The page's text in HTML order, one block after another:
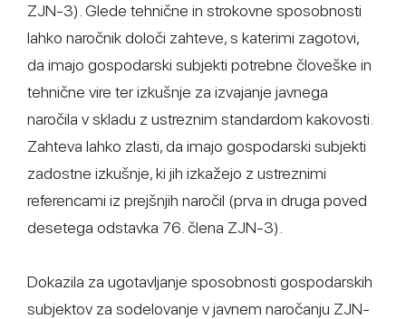
ZJN-3). Glede tehnične in strokovne sposobnosti
lahko naročnik določi zahteve, s katerimi zagotovi,
da imajo gospodarski subjekti potrebne človeške in
tehnične vire ter izkušnje za izvajanje javnega
naročila v skladu z ustreznim standardom kakovosti.
Zahteva lahko zlasti, da imajo gospodarski subjekti
zadostne izkušnje, ki jih izkažejo z ustreznimi
referencami iz prejšnjih naročil (prva in druga poved
desetega odstavka 76. člena ZJN-3).
Dokazila za ugotavljanje sposobnosti gospodarskih
subjektov za sodelovanje v javnem naročanju ZJN-